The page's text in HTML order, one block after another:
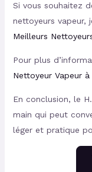
Si vous souhaitez
nettoyeurs vapeur,
Meilleurs
Pour plus
Nettoyeur Vapeur
En conclusion, le
main qui peut
léger et pratique